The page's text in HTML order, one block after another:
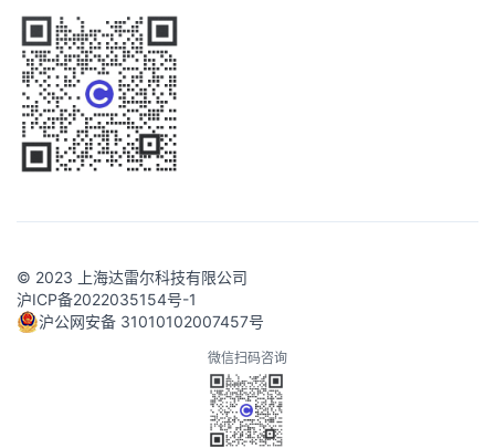
© 2023 上海达雷尔科技有限公司
沪ICP备2022035154号-1
沪公网安备 31010102007457号
微信扫码咨询